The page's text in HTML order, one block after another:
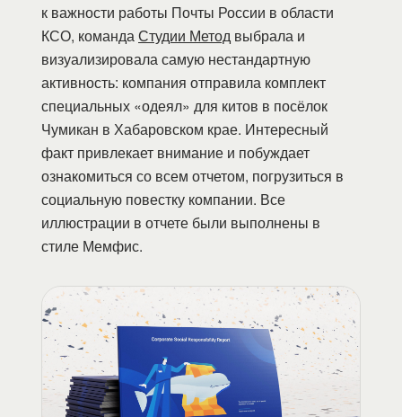
к важности работы Почты России в области
КСО, команда Студии Метод выбрала и
визуализировала самую нестандартную
активность: компания отправила комплект
специальных «одеял» для китов в посёлок
Чумикан в Хабаровском крае. Интересный
факт привлекает внимание и побуждает
ознакомиться со всем отчетом, погрузиться в
социальную повестку компании. Все
иллюстрации в отчете были выполнены в
стиле Мемфис.